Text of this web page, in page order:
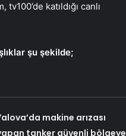
katıldığı canlı
şu şekilde;
makine arızası
tanker güvenli bölgeye